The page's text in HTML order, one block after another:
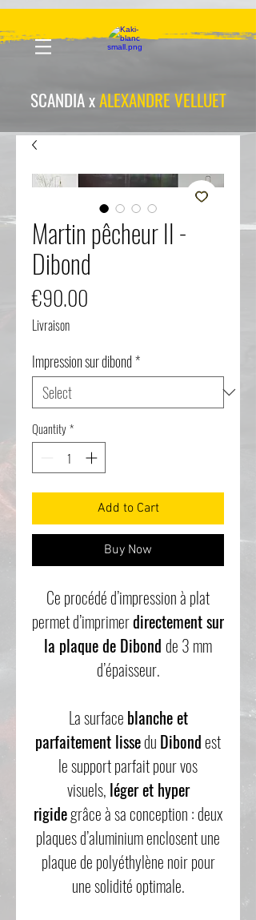
SCANDIA xALEXANDRE VELLUET
Martin pêcheur II -
Dibond
€90.00
Livraison
Impression sur dibond*
Quantity*
Add to Cart
Buy Now
Ce procédé d’impression à plat
permet d’imprimerdirectement sur
la plaque de Dibond de 3 mm
d’épaisseur.
La surface blanche et
parfaitement lissedu Dibond est
le support parfait pour vos
visuels, léger et hyper
rigidegrâce à sa conception : deux
plaques d’aluminium enclosent une
plaque de polyéthylène noir pour
une solidité optimale.